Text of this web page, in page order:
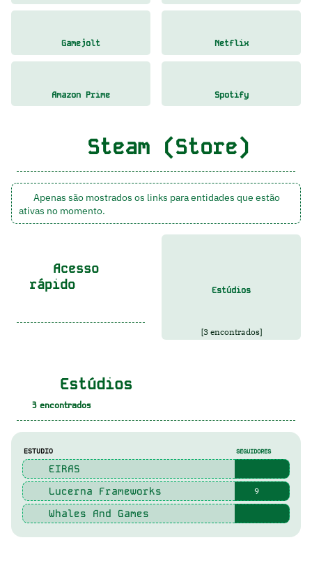
Gamejolt Netflix
Amazon Prime Spotify
Steam (Store)
Apenas são mostrados os links para entidades que estão
ativas no momento.
Acesso
rápido
Estúdios
[3 encontrados]
Estúdios
3encontrados
ESTUDIO SEGUIDORES
EIRAS
Lucerna Frameworks
9
Whales And Games